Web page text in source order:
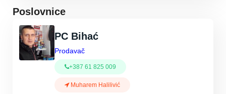
Poslovnice
PC Bihać
Prodavač
+387 61 825 009
Muharem Halilivić